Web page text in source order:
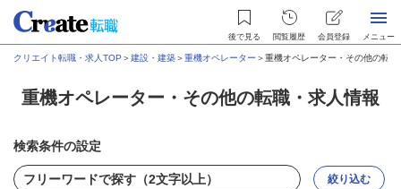
後で見る 閲覧履歴 会員登録 メニュー
クリエイト転職・求人TOP ＞建設・建築＞重機オペレーター ＞重機オペレーター・その他の転
重機オペレーター・その他の転職・求人情報
検索条件の設定
絞り込む